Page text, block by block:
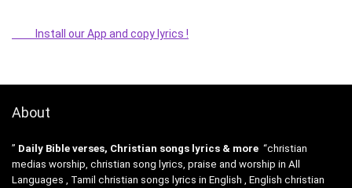
Install our App and copy lyrics !
About
” Daily Bible verses, Christian songs lyrics & more “christian
medias worship, christian song lyrics, praise and worship in All
Languages , Tamil christian songs lyrics in English , English christian